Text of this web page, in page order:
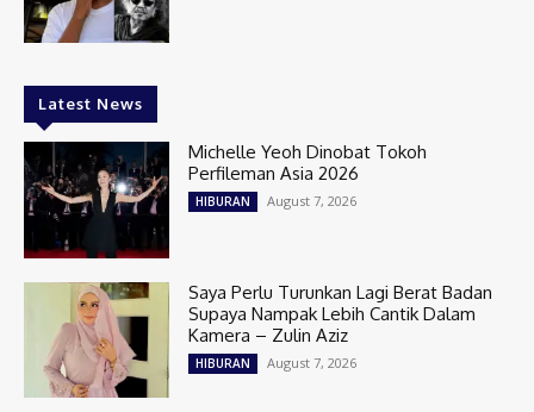
Latest News
Michelle Yeoh Dinobat Tokoh
Perfileman Asia 2026
HIBURAN August 7, 2026
Saya Perlu Turunkan Lagi Berat Badan
Supaya Nampak Lebih Cantik Dalam
Kamera – Zulin Aziz
HIBURAN August 7, 2026